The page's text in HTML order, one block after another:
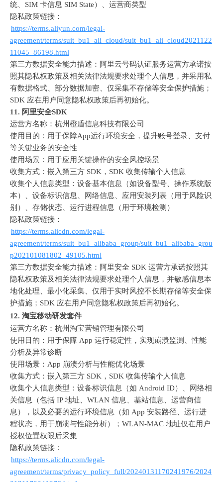
统、 SIM 卡信息 SIM State）、运营商类型
隐私政策链接：
https://terms.aliyun.com/legal-
agreement/terms/suit_bu1_ali_cloud/suit_bu1_ali_cloud2021122
11045_86198.html
第三方数据安全能力描述：阿里云号码认证服务运营方承诺按
照其隐私权政策及相关法律法规要求处理个人信息，并采用私
有数据格式、部分数据加密、仅采集不存储等安全保护措施；
SDK 应在用户同意隐私权政策后再初始化。
11. 阿里安全SDK
运营方名称：杭州橙盾信息科技有限公司
使用目的：用于保障App运行环境安全，提升账号登录、支付
等关键业务的安全性
使用场景：用于应用关键操作的安全风控场景
收集方式：嵌入第三方 SDK ， SDK 收集传输个人信息
收集个人信息类型：设备基本信息（如设备型号、操作系统版
本）、设备标识信息、网络信息、应用安装列表（用于风险识
别）、存储状态、运行进程信息（用于环境检测）
隐私政策链接：
https://terms.alicdn.com/legal-
agreement/terms/suit_bu1_alibaba_group/suit_bu1_alibaba_grou
p202101081802_49105.html
第三方数据安全能力描述：阿里安全 SDK 运营方承诺按照其
隐私权政策及相关法律法规要求处理个人信息，并敏感信息本
地化处理、最小化采集、仅用于实时风控不长期存储等安全保
护措施； SDK 应在用户同意隐私权政策后再初始化。
12. 淘宝移动研发套件
运营方名称：杭州淘宝营销管理有限公司
使用目的：用于保障 App 运行稳定性，实现崩溃监测、性能
分析及异常诊断
使用场景： App 崩溃分析与性能优化场景
收集方式：嵌入第三方 SDK ， SDK 收集传输个人信息
收集个人信息类型：设备标识信息（如 Android ID）、网络相
关信息（包括 IP 地址、 WLAN 信息、基站信息、运营商信
息），以及必要的运行环境信息（如 App 安装路径、运行进
程状态，用于崩溃与性能分析）； WLAN-MAC 地址仅在用户
授权位置权限后采集
隐私政策链接：
https://terms.alicdn.com/legal-
agreement/terms/privacy_policy_full/20240131170241976/2024